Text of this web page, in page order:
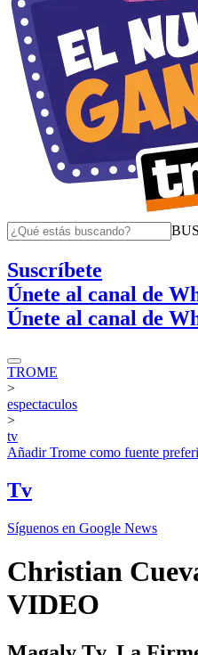
Suscríbete
Únete al canal de
Únete al canal de
TROME
>
espectaculos
>
tv
AñadirTrome como fuente
Tv
Síguenos en Google News
Christian
VIDEO